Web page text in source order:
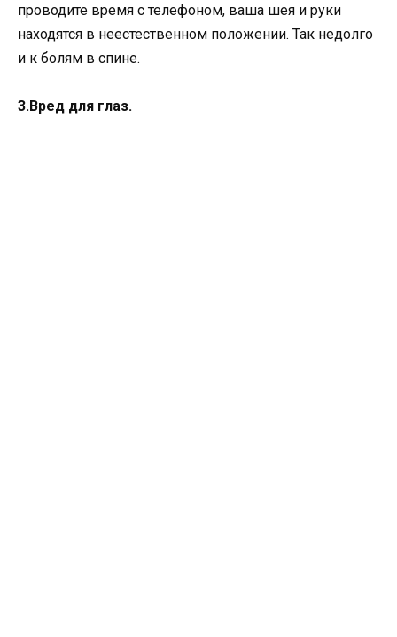
проводите время с телефоном, ваша шея и руки
находятся в неестественном положении. Так недолго
и к болям в спине.
3.Вред для глаз.